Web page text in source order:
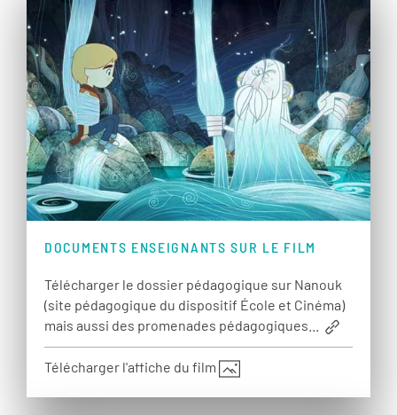
DOCUMENTS ENSEIGNANTS SUR LE FILM
Télécharger le dossier pédagogique sur Nanouk
(site pédagogique du dispositif École et Cinéma)
mais aussi des promenades pédagogiques...
Télécharger l'affiche du film